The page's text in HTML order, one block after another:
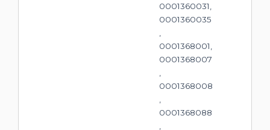
0001360031,
0001360035
0001368001,
0001368007
0001368008
0001368088